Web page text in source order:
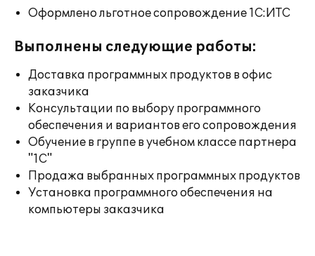
Оформлено льготное сопровождение 1С:ИТС
Выполнены следующие работы:
Доставка программных продуктов в офис
заказчика
Консультации по выбору программного
обеспечения и вариантов его сопровождения
Обучение в группе в учебном классе партнера
"1С"
Продажа выбранных программных продуктов
Установка программного обеспечения на
компьютеры заказчика